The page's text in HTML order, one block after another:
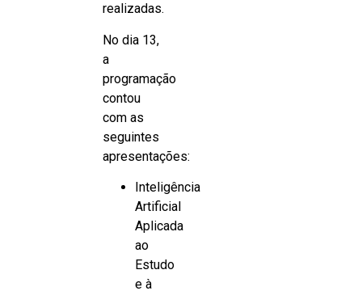
realizadas.
No dia 13,
a
programação
contou
com as
seguintes
apresentações:
Inteligência
Artificial
Aplicada
ao
Estudo
e à